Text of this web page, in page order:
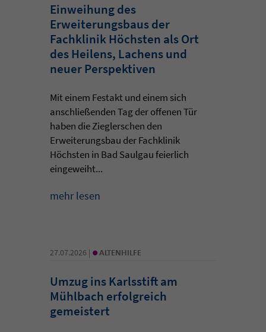
Einweihung des
Erweiterungsbaus der
Fachklinik Höchsten als Ort
des Heilens, Lachens und
neuer Perspektiven
Mit einem Festakt und einem sich
anschließenden Tag der offenen Tür
haben die Zieglerschen den
Erweiterungsbau der Fachklinik
Höchsten in Bad Saulgau feierlich
eingeweiht...
mehr lesen
27.07.2026 | • ALTENHILFE
Umzug ins Karlsstift am
Mühlbach erfolgreich
gemeistert